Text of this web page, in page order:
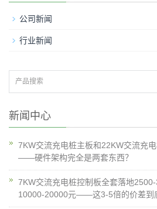
公司新闻
行业新闻
新闻中心
7KW交流充电桩主板和22KW交流充
——硬件架构完全是两套东西？
7KW交流充电桩控制板全套落地
10000-20000元——这3-5倍的价差到